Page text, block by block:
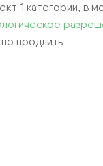
1 категории, в
продлить.